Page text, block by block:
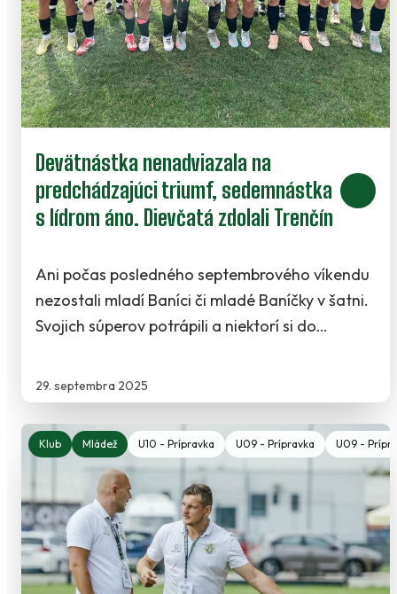
Devätnástka nenadviazala na
predchádzajúci triumf, sedemnástka
s lídrom áno. Dievčatá zdolali Trenčín
29. septembra 2025
Ani počas posledného septembrového víkendu
nezostali mladí Baníci či mladé Baníčky v šatni.
Svojich súperov potrápili a niektorí si do…
Klub Mládež U10 - Prípravka U09 - Prípravka U09 -